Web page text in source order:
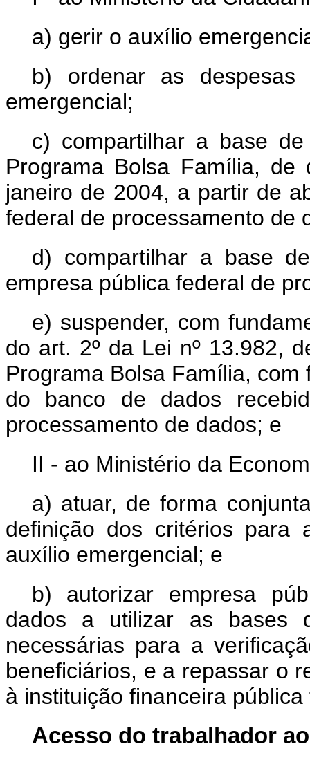
a) gerir o auxílio
b) ordenar as
emergencial;
c) compartilhar a base
Programa Bolsa Família,
janeiro de 2004, a partir de
federal de processamento de
d) compartilhar a base
empresa pública federal de
e) suspender, com
do art. 2º da Lei nº 13.982,
Programa Bolsa Família,
do banco de dados
processamento de dados; e
II - ao Ministério da
a) atuar, de forma
definição dos critérios para
auxílio emergencial; e
b) autorizar empresa
dados a utilizar as bases
necessárias para a
beneficiários, e a repassar o
à instituição financeira
Acesso do trabalhador